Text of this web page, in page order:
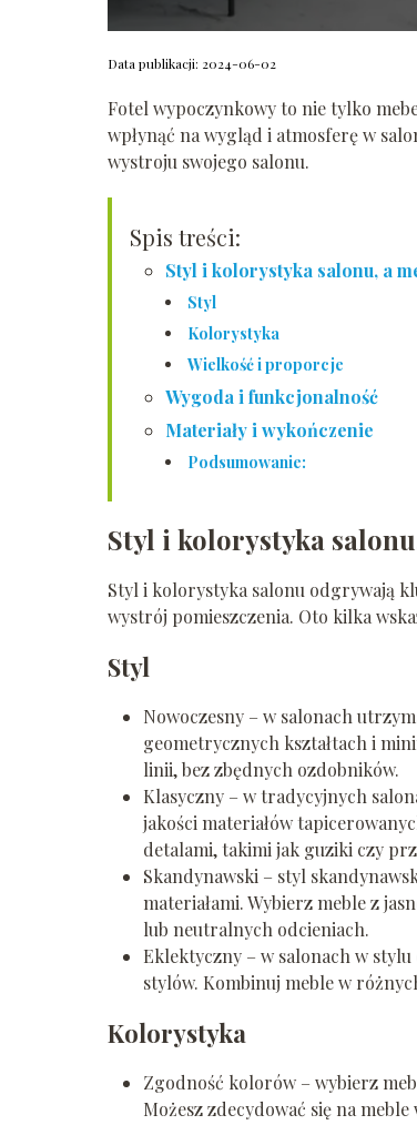
Data publikacji: 2024-06-02
Fotel wypoczynkowy to nie tylko
wpłynąć na wygląd i atmosferę w
wystroju swojego salonu.
Spis treści:
Styl i kolorystyka salonu, a
Styl
Kolorystyka
Wielkość i proporcje
Wygoda i funkcjonalność
Materiały i wykończenie
Podsumowanie:
Styl i kolorystyka
Styl i kolorystyka salonu odgrywają
wystrój pomieszczenia. Oto kilka
Styl
Nowoczesny – w salonach
geometrycznych kształtach i
linii, bez zbędnych ozdobników.
Klasyczny – w tradycyjnych
jakości materiałów
detalami, takimi jak guziki czy
Skandynawski – styl
materiałami. Wybierz meble z
lub neutralnych odcieniach.
Eklektyczny – w salonach w
stylów. Kombinuj meble w
Kolorystyka
Zgodność kolorów – wybierz
Możesz zdecydować się na